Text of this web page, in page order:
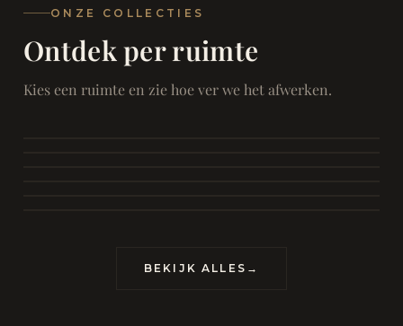
Modern
Marcottestyle Living
ONZE COLLECTIES
Ontdek per ruimte
Kies een ruimte en zie hoe ver we het afwerken.
SAMEN ONTSPANNEN
Woonkamer
Eetkamer
RUST EN RETRAITE
BEKIJK ALLES →